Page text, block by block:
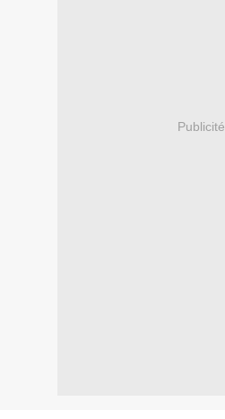
Publicité